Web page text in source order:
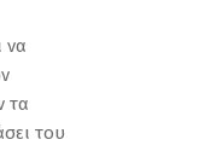
να
τα
του